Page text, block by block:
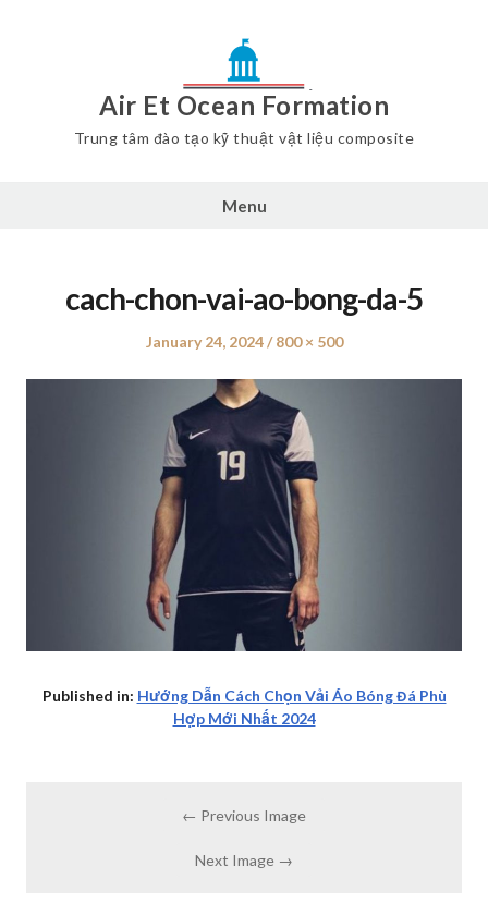
Air Et Ocean Formation
Trung tâm đào tạo kỹ thuật vật liệu composite
Menu
cach-chon-vai-ao-bong-da-5
Posted
January 24, 2024
Full
800 × 500
Published in: Hướng Dẫn Cách Chọn Vải Áo Bóng Đá Phù
Hợp Mới Nhất 2024
← Previous Image
Next Image →